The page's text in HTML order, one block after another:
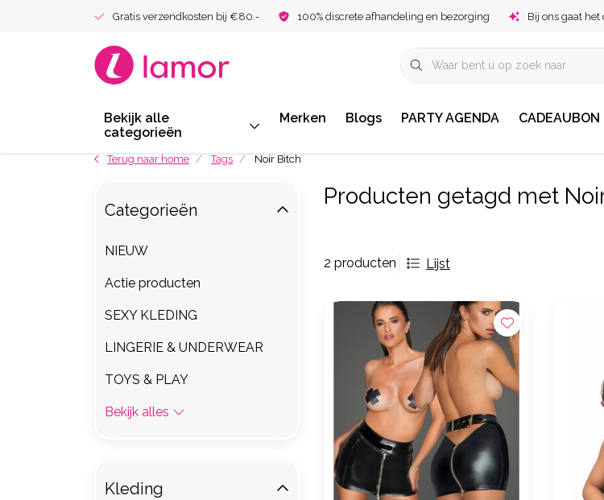
Gratis verzendkosten bij €80.- 100% discrete afhandeling en bezorging Bij ons gaat het
Bekijk alle
categorieën
Merken Blogs PARTY AGENDA CADEAUBON
Terug naar home Tags Noir Bitch
Producten getagd met
2 producten Lijst
Categorieën
NIEUW
Actie producten
SEXY KLEDING
LINGERIE & UNDERWEAR
TOYS & PLAY
Bekijk alles
Kleding